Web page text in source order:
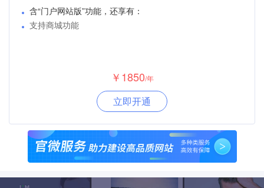
含“门户网站版”功能，还享有：
支持商城功能
￥1850/年
立即开通